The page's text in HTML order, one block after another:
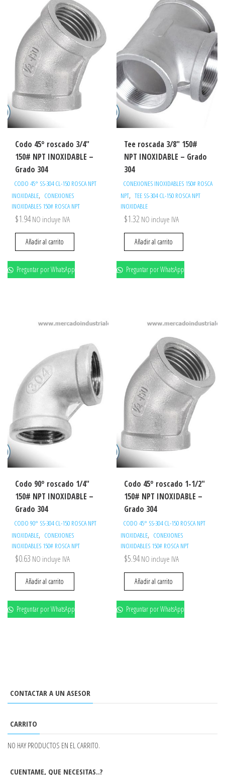
Codo 45° roscado 3/4″
150# NPT INOXIDABLE –
Grado 304
CODO 45° SS-304 CL-150 ROSCA NPT
INOXIDABLE, CONEXIONES
INOXIDABLES 150# ROSCA NPT
$1.94 NO incluye IVA
Añadir al carrito
Preguntar por WhatsApp
Tee roscada 3/8″ 150#
NPT INOXIDABLE – Grado
304
CONEXIONES INOXIDABLES 150# ROSCA
NPT, TEE SS-304 CL-150 ROSCA NPT
INOXIDABLE
$1.32 NO incluye IVA
Añadir al carrito
Preguntar por WhatsApp
Codo 90° roscado 1/4″
150# NPT INOXIDABLE –
Grado 304
CODO 90° SS-304 CL-150 ROSCA NPT
INOXIDABLE, CONEXIONES
INOXIDABLES 150# ROSCA NPT
$0.63 NO incluye IVA
Añadir al carrito
Preguntar por WhatsApp
Codo 45° roscado 1-1/2″
150# NPT INOXIDABLE –
Grado 304
CODO 45° SS-304 CL-150 ROSCA NPT
INOXIDABLE, CONEXIONES
INOXIDABLES 150# ROSCA NPT
$5.94NO incluye IVA
Añadir al carrito
Preguntar por WhatsApp
CONTACTAR A UN ASESOR
CARRITO
NO HAY PRODUCTOS EN EL CARRITO.
CUENTAME, QUE NECESITAS..?